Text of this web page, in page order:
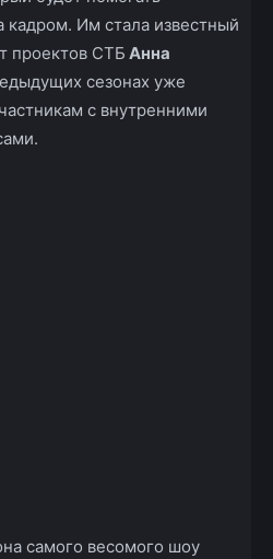
кадром. Им стала известный
проектов СТБ Анна
сезонах уже
с внутренними
самого весомого шоу